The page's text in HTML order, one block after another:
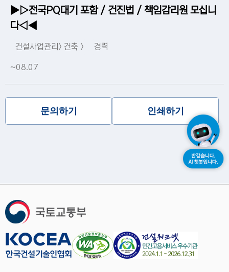
▶▷전국PQ대기 포함 / 건진법 / 책임감리원 모십니
다◁◀
건설사업관리> 건축 > 경력
~08.07
문의하기 인쇄하기